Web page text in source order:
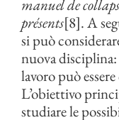
manuel de
présents[8]. A
si può
nuova
lavoro può
L’obiettivo
studiare le